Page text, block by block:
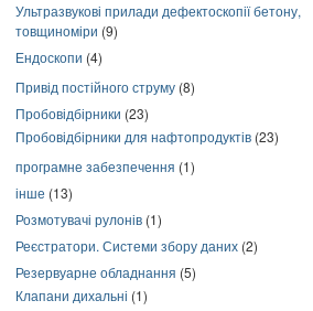
Ультразвукові прилади дефектоскопії бетону,
товщиноміри (9)
Ендоскопи (4)
Привід постійного струму (8)
Пробовідбірники (23)
Пробовідбірники для нафтопродуктів (23)
програмне забезпечення (1)
інше (13)
Розмотувачі рулонів (1)
Реєстратори. Системи збору даних (2)
Резервуарне обладнання (5)
Клапани дихальні (1)